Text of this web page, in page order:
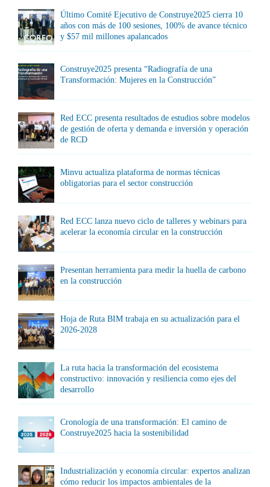
Último Comité Ejecutivo de Construye2025 cierra 10
años con más de 100 sesiones, 100% de avance técnico
y $57 mil millones apalancados
Construye2025 presenta “Radiografía de una
Transformación: Mujeres en la Construcción”
Red ECC presenta resultados de estudios sobre modelos
de gestión de oferta y demanda e inversión y operación
de RCD
Minvu actualiza plataforma de normas técnicas
obligatorias para el sector construcción
Red ECC lanza nuevo ciclo de talleres y webinars para
acelerar la economía circular en la construcción
Presentan herramienta para medir la huella de carbono
en la construcción
Hoja de Ruta BIM trabaja en su actualización para el
2026-2028
La ruta hacia la transformación del ecosistema
constructivo: innovación y resiliencia como ejes del
desarrollo
Cronología de una transformación: El camino de
Construye2025 hacia la sostenibilidad
Industrialización y economía circular: expertos analizan
cómo reducir los impactos ambientales de la